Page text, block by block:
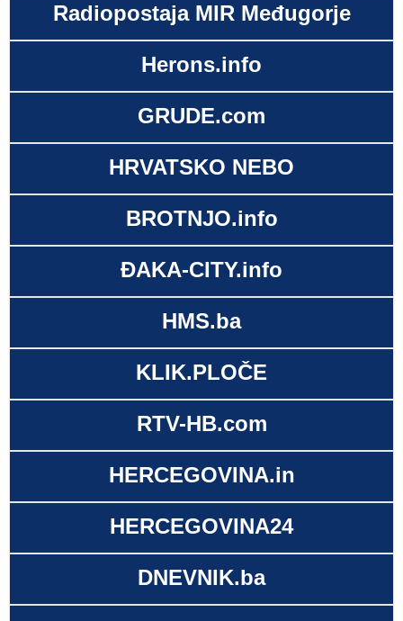
Radiopostaja MIR Međugorje
Herons.info
GRUDE.com
HRVATSKO NEBO
BROTNJO.info
ĐAKA-CITY.info
HMS.ba
KLIK.PLOČE
RTV-HB.com
HERCEGOVINA.in
HERCEGOVINA24
DNEVNIK.ba